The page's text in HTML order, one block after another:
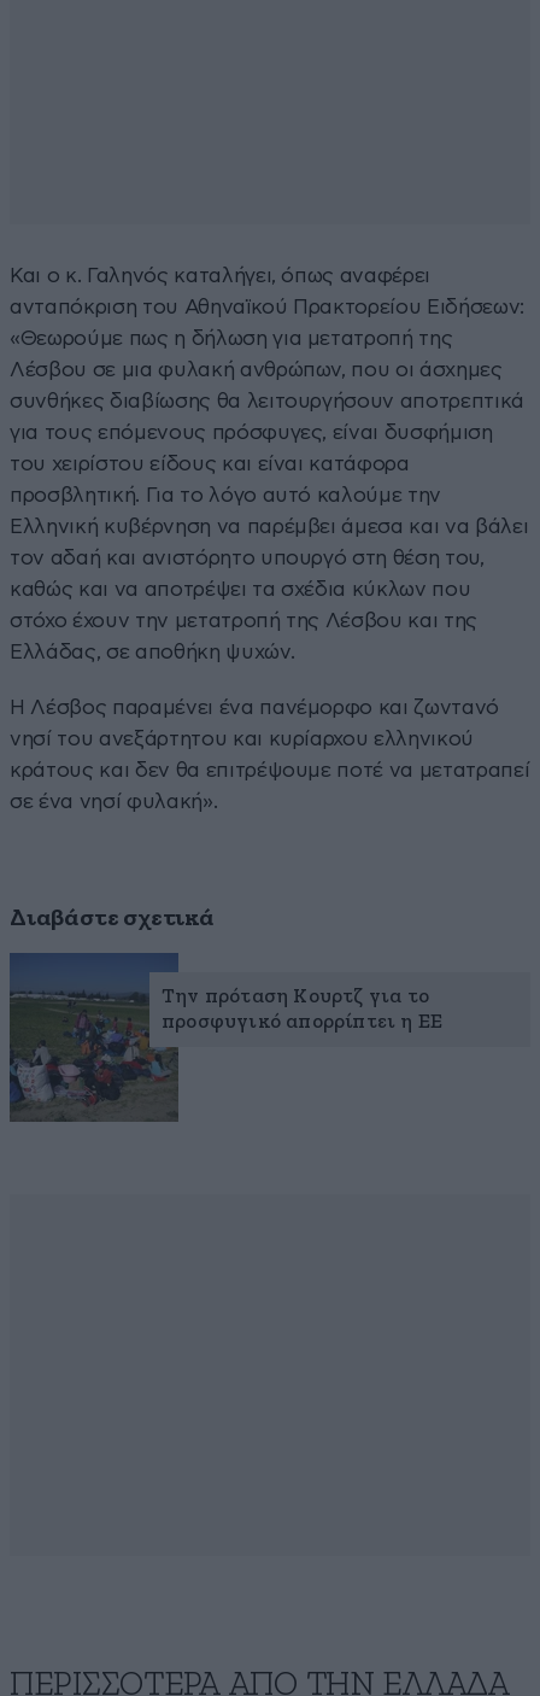
Και ο κ. Γαληνός καταλήγει, όπως αναφέρει
ανταπόκριση του Αθηναϊκού Πρακτορείου Ειδήσεων:
«Θεωρούμε πως η δήλωση για μετατροπή της
Λέσβου σε μια φυλακή ανθρώπων, που οι άσχημες
συνθήκες διαβίωσης θα λειτουργήσουν αποτρεπτικά
για τους επόμενους πρόσφυγες, είναι δυσφήμιση
του χειρίστου είδους και είναι κατάφορα
προσβλητική. Για το λόγο αυτό καλούμε την
Ελληνική κυβέρνηση να παρέμβει άμεσα και να βάλει
τον αδαή και ανιστόρητο υπουργό στη θέση του,
καθώς και να αποτρέψει τα σχέδια κύκλων που
στόχο έχουν την μετατροπή της Λέσβου και της
Ελλάδας, σε αποθήκη ψυχών.
Η Λέσβος παραμένει ένα πανέμορφο και ζωντανό
νησί του ανεξάρτητου και κυρίαρχου ελληνικού
κράτους και δεν θα επιτρέψουμε ποτέ να μετατραπεί
σε ένα νησί φυλακή».
Διαβάστε σχετικά
Την πρόταση Κουρτζ για το
προσφυγικό απορρίπτει η ΕΕ
ΠΕΡΙΣΣΟΤΕΡΑ ΑΠΟ ΤΗΝ ΕΛΛΑΔΑ